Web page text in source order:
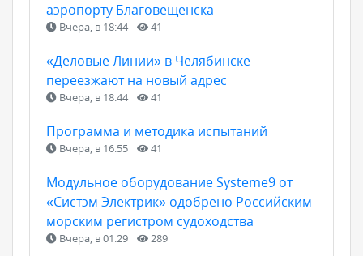
аэропорту Благовещенска
Вчера, в 18:44 41
«Деловые Линии» в Челябинске
переезжают на новый адрес
Вчера, в 18:44 41
Программа и методика испытаний
Вчера, в 16:55 41
Модульное оборудование Systeme9 от
«Систэм Электрик» одобрено Российским
морским регистром судоходства
Вчера, в 01:29 289